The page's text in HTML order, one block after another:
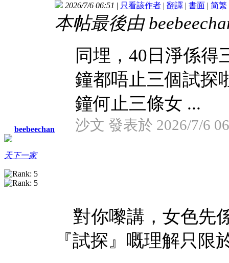
beebeechan
天下一家
2026/7/6 06:51 | 只看該作者 | 翻譯 | 書面 | 简繁
本帖最後由
同埋，40日淨係得
鐘都唔止三個試探
鐘何止三條女 ...
沙文 發表於 2026/7/6
對你嚟講，女色先
『試探』嘅理解只限